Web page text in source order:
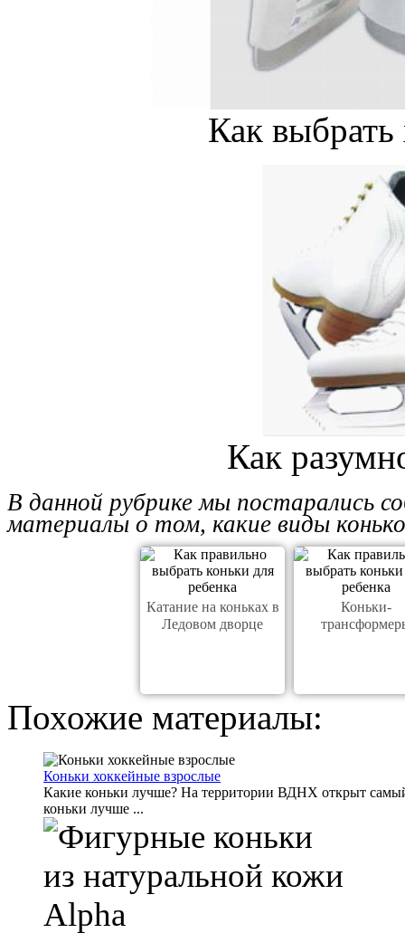
Как
Как
В данной рубрике мы постарались
материалы о том, какие виды
Катание на коньках в
Ледовом дворце
Коньки-
Похожие материалы:
Коньки хоккейные взрослые
Какие коньки лучше? На территории ВДНХ открыт
коньки лучше ...